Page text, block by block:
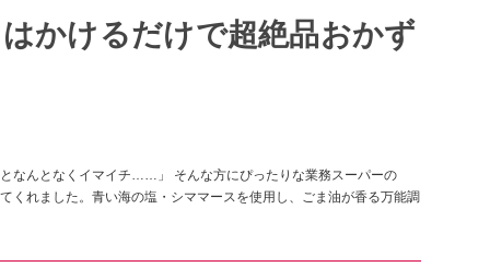
かけるだけで超絶品おかず
なんとなくイマイチ……」 そんな方にぴったりな業務スーパーの
くれました。青い海の塩・シママースを使用し、ごま油が香る万能調